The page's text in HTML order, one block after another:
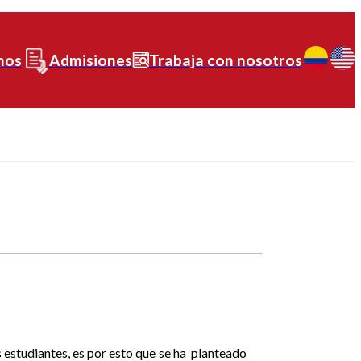
Admisiones Trabaja con nosotros
es por esto que se ha planteado